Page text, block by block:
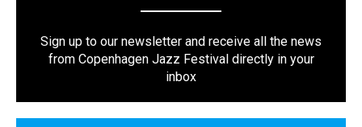
Sign up to our newsletter and receive all the news
from Copenhagen Jazz Festival directly in your
inbox